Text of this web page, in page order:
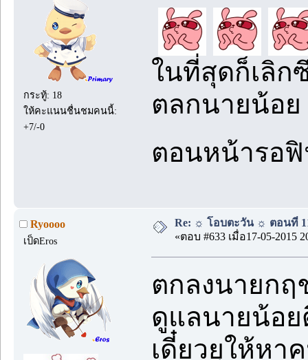
กระทู้: 18
ให้คะแนนชื่นชมคนนี้:
+7/-0
ในที่สุดก็เลิก
ตลกนายน้อย
ตอนหน้ารอ
Ryoooo
เป็ดEros
Re: ☼ โอบตะวัน ☼ ตอนที่ 11
«ตอบ #633 เมื่อ17-05-2015
ตกลงนายกฤ
ดูแลนายน้อ
เดี๋ยวยุให้หา